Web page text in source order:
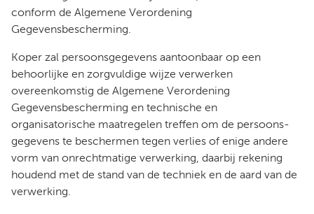
conform de Algemene Verordening
Gegevensbescherming.
Koper zal persoonsgegevens aantoonbaar op een
behoorlijke en zorgvuldige wijze verwerken
overeenkomstig de Algemene Verordening
Gegevensbescherming en technische en
organisatorische maatregelen treffen om de persoons-
gegevens te beschermen tegen verlies of enige andere
vorm van onrechtmatige verwerking, daarbij rekening
houdend met de stand van de techniek en de aard van de
verwerking.